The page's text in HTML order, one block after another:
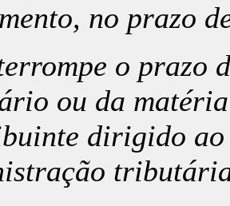
no prazo
o prazo
ou da
dirigido ao